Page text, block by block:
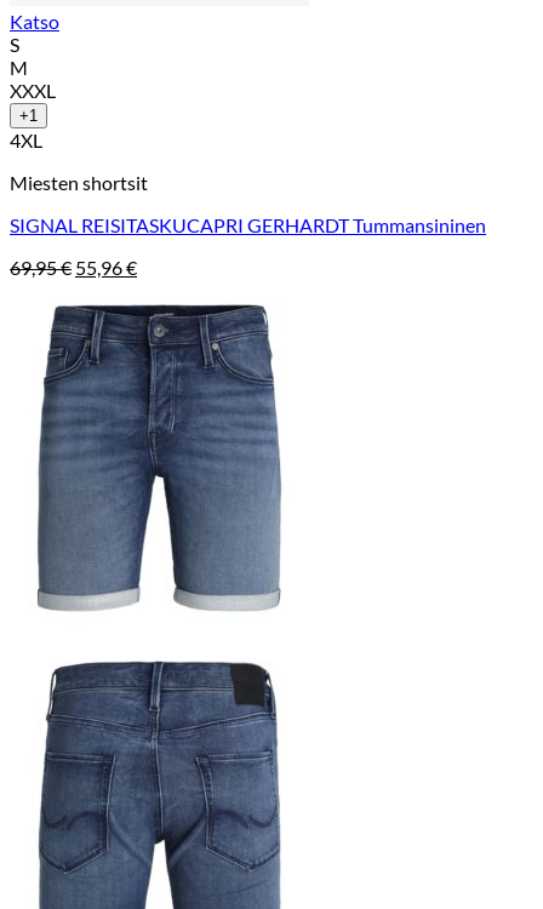
Katso
S
M
XXXL
+1
4XL
Miesten shortsit
SIGNAL REISITASKUCAPRI GERHARDT Tummansininen
69,95€ Alkuperäinen
oli:
69,95 €.
55,96€Nykyinen
on:
55,96 €.